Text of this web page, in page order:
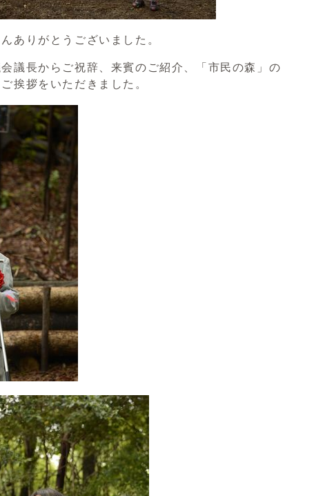
ありがとうございました。
議長からご祝辞、来賓のご紹介、「市民の森」の
挨拶をいただきました。